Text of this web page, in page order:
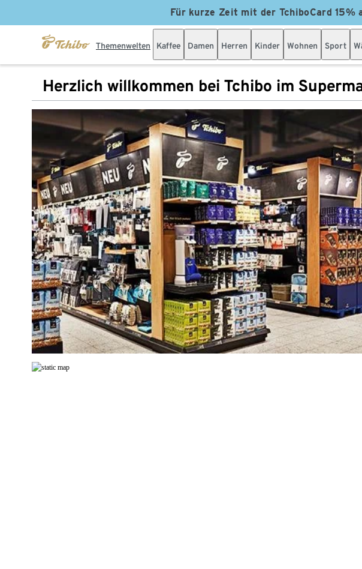
Für kurze Zeit mit der TchiboCard
Themenwelten Kaffee Damen Herren Kinder Wohnen Sport
Herzlich willkommen bei Tchibo im